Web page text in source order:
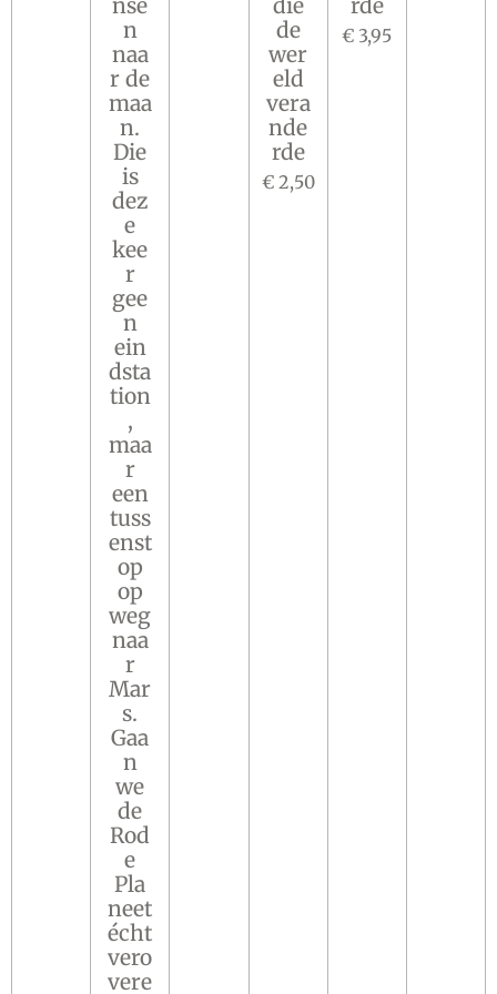
nse
n
naa
r de
maa
n.
Die
is
dez
e
kee
r
gee
n
ein
dsta
tion
,
maa
r
een
tuss
enst
op
op
weg
naa
r
Mar
s.
Gaa
n
we
de
Rod
e
Pla
neet
écht
vero
vere
die
de
wer
eld
vera
nde
rde
€ 2,50
rde
€ 3,95